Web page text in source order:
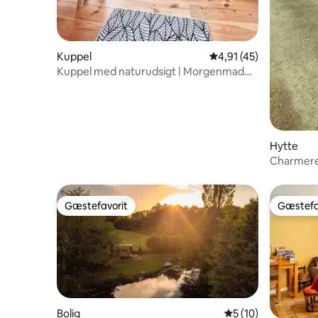
Kuppel 4,91 ud af 5 i
4,91 (45)
Kuppel med naturudsigt | Morgenmad
Hytte
Gæstefavorit
Gæstefavorit
Bolig 5 ud af 5 i
5 (10)